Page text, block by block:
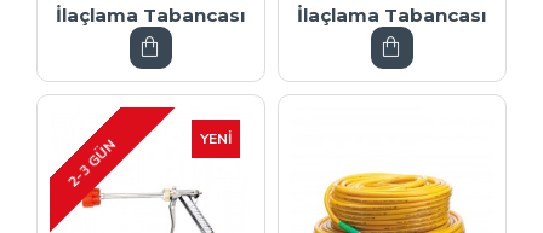
İlaçlama Tabancası
İlaçlama Tabancası
YENI
2-3 GÜN